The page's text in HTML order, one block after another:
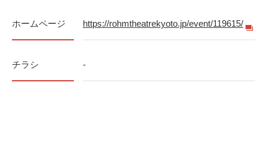
ホームページ https://rohmtheatrekyoto.jp/event/119615/
チラシ -